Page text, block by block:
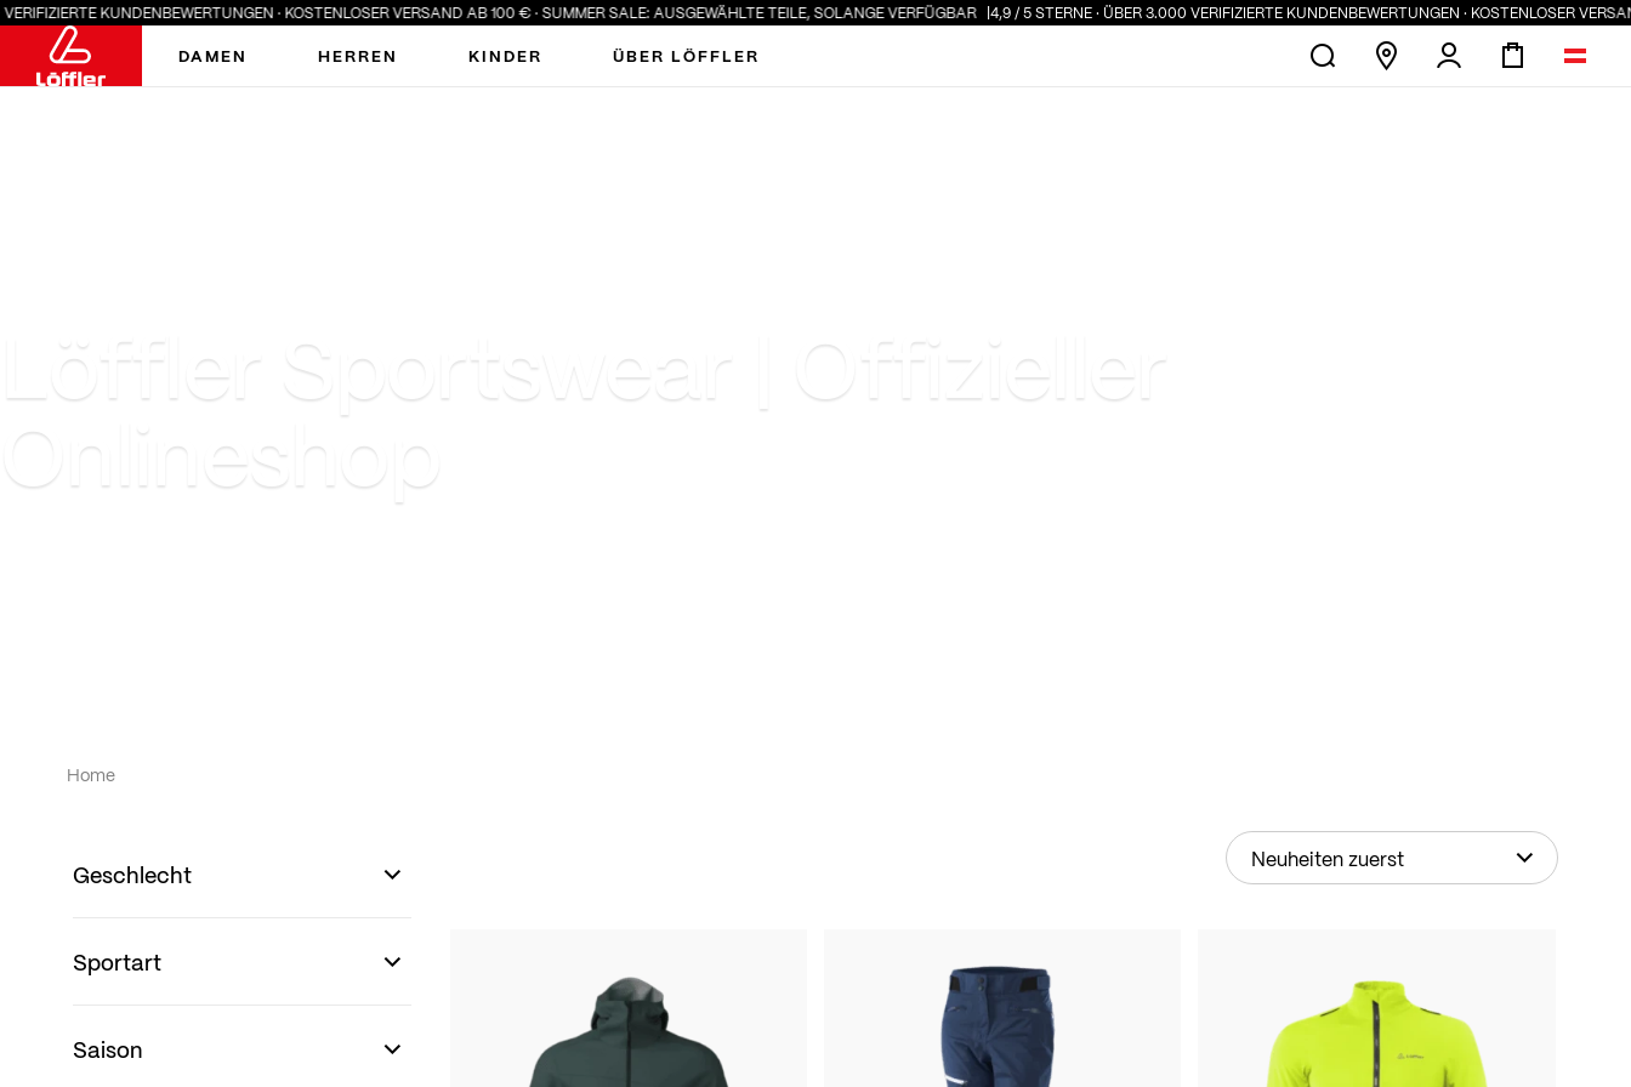
KUNDENBEWERTUNGEN · KOSTENLOSER VERSAND AB 100 € · SUMMER SALE: AUSGEWÄHLTE TEILE, SOLANGE VERFÜGBAR 4,9 / 5 STERNE · ÜBER 3.000 VERIFIZIERTE KUNDENBEWERTUNGEN · KOSTENLOSER VERSAND AB
DAMEN HERREN KINDER ÜBER LÖFFLER
Löffler Sportswear | Offizieller
Onlineshop
Home
Geschlecht
Sportart
Saison